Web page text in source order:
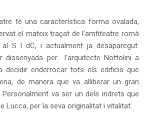
té una característica forma ovalada,
el mateix traçat de l’amfiteatre romà
S I dC, i actualment ja desaparegut.
dissenyada per
l’arquitecte Nottolini a
decidir enderrocar tots els edificis que
de manera que va alliberar un gran
Personalment va ser un dels indrets que
Lucca, per la seva originalitat i vitalitat.